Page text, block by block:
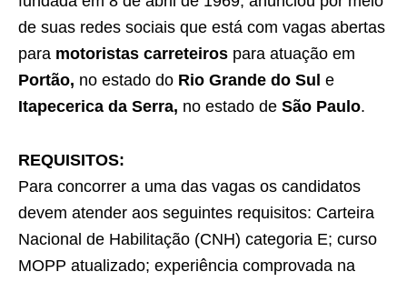
de suas redes sociais que está com vagas abertas
para motoristas carreteiros para atuação em
Portão, no estado do Rio Grande do Sul e
Itapecerica da Serra, no estado de São Paulo.
REQUISITOS:
Para concorrer a uma das vagas os candidatos
devem atender aos seguintes requisitos: Carteira
Nacional de Habilitação (CNH) categoria E; curso
MOPP atualizado; experiência comprovada na